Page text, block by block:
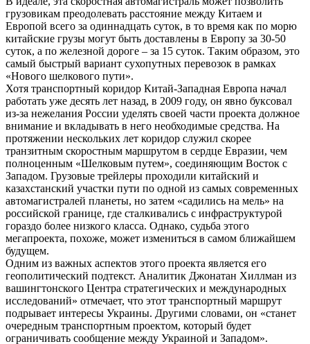
грузовикам преодолевать расстояние между Китаем и
Европой всего за одиннадцать суток, в то время как по морю
китайские грузы могут быть доставлены в Европу за 30-50
суток, а по железной дороге – за 15 суток. Таким образом, это
самый быстрый вариант сухопутных перевозок в рамках
«Нового шелкового пути».
Хотя транспортный коридор Китай-Западная Европа начал
работать уже десять лет назад, в 2009 году, он явно буксовал
из-за нежелания России уделять своей части проекта должное
внимание и вкладывать в него необходимые средства. На
протяжении нескольких лет коридор служил скорее
транзитным скоростным маршрутом в сердце Евразии, чем
полноценным «Шелковым путем», соединяющим Восток с
Западом. Грузовые трейлеры проходили китайский и
казахстанский участки пути по одной из самых современных
автомагистралей планеты, но затем «садились на мель» на
российской границе, где сталкивались с инфраструктурой
гораздо более низкого класса. Однако, судьба этого
мегапроекта, похоже, может измениться в самом ближайшем
будущем.
Одним из важных аспектов этого проекта является его
геополитический подтекст. Аналитик Джонатан Хиллман из
вашингтонского Центра стратегических и международных
исследований» отмечает, что этот транспортный маршрут
подрывает интересы Украины. Другими словами, он «станет
очередным транспортным проектом, который будет
ограничивать сообщение между Украиной и Западом».